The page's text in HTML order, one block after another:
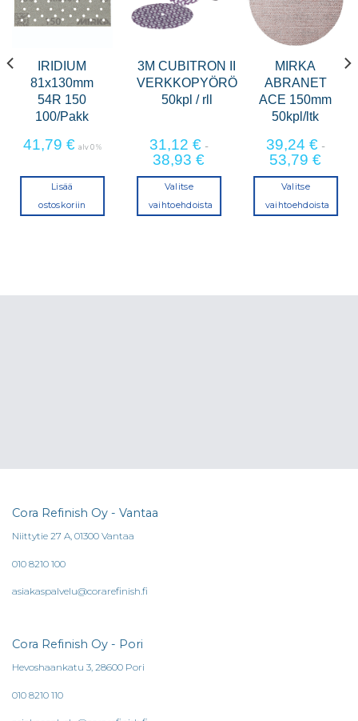
IRIDIUM
81x130mm
54R 150
100/Pakk
41,79 € alv 0 %
Lisää
ostoskoriin
3M CUBITRON II
VERKKOPYÖRÖ
50kpl / rll
31,12 €-
38,93€
Valitse
vaihtoehdoista
MIRKA
ABRANET
ACE 150mm
50kpl/ltk
39,24 €-
53,79€
Valitse
vaihtoehdoista
Cora Refinish Oy - Vantaa
Niittytie 27 A, 01300 Vantaa
010 8210 100
asiakaspalvelu@corarefinish.fi
Cora Refinish Oy - Pori
Hevoshaankatu 3, 28600 Pori
010 8210 110